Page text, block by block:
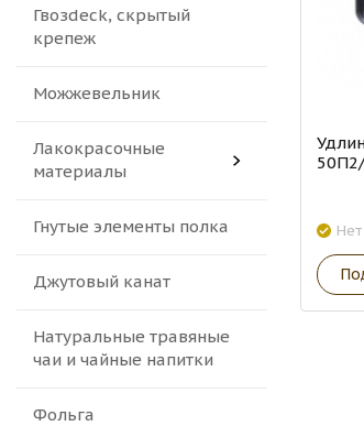
Гвозdeck, скрытый
крепеж
Можжевельник
Лакокрасочные
материалы
Гнутые элементы полка
Джутовый канат
Натуральные травяные
чаи и чайные напитки
Фольга